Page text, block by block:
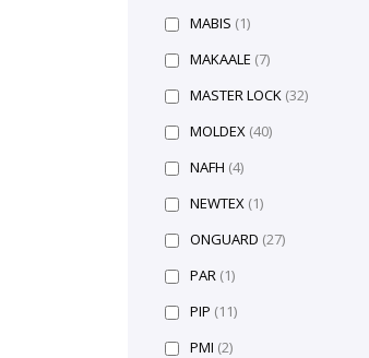
MABIS (1)
MAKAALE (7)
MASTER LOCK (32)
MOLDEX (40)
NAFH (4)
NEWTEX (1)
ONGUARD (27)
PAR (1)
PIP (11)
PMI (2)